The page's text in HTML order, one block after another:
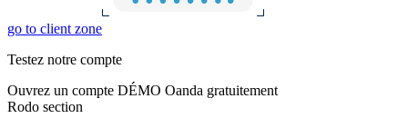
go to client zone
Testez notre compte
Ouvrez un compte DÉMO Oanda gratuitement
Rodo section